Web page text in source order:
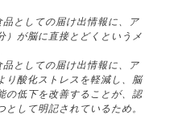
としての届け出情報に、ア
）が脳に直接とどくというメ
としての届け出情報に、ア
り酸化ストレスを軽減し、脳
の低下を改善することが、認
して明記されているため。